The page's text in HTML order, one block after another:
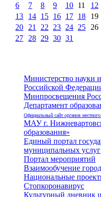
6
7 8 9 10 11
12
13
14 15 16 17 18
19
20
21 22 23 24 25
26
27
28 29 30 31
Министерство науки
Российской
Минпросвещения
Департамент
Официальный сайт органов
МАУ г.
образования»
Единый портал
муниципальных услуг
Портал мероприятий
Взаимообучение
Национальные
Стопкоронавирус
Культурный дневник